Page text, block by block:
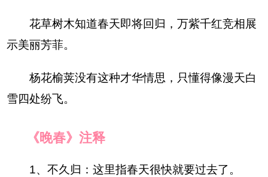
花草树木知道春天即将回归，万紫千红竞相展
示美丽芳菲。
杨花榆荚没有这种才华情思，只懂得像漫天白
雪四处纷飞。
《晚春》注释
1、不久归：这里指春天很快就要过去了。